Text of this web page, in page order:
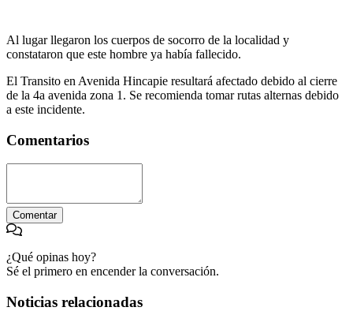
Al lugar llegaron los cuerpos de socorro de la localidad y
constataron que este hombre ya había fallecido.
El Transito en Avenida Hincapie resultará afectado debido al cierre
de la 4a avenida zona 1. Se recomienda tomar rutas alternas debido
a este incidente.
Comentarios
Comentar
¿Qué opinas hoy?
Sé el primero en encender la conversación.
Noticias relacionadas